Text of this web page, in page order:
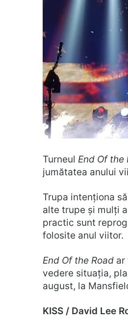
Turneul End Of the
jumătatea anului
Trupa intenționa
alte trupe și mulți
practic sunt
folosite anul viitor.
End Of the Road ar
vedere situația,
august, la
KISS / David Lee